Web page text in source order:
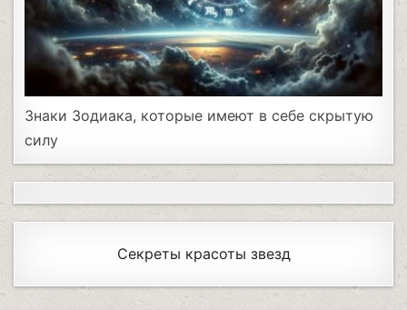
Знаки Зодиака, которые имеют в себе скрытую
силу
Секреты красоты звезд